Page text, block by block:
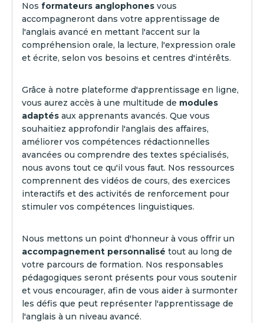
Nos formateurs anglophones vous
accompagneront dans votre apprentissage de
l'anglais avancé en mettant l'accent sur la
compréhension orale, la lecture, l'expression orale
et écrite, selon vos besoins et centres d'intérêts.
Grâce à notre plateforme d'apprentissage en ligne,
vous aurez accès à une multitude de modules
adaptés aux apprenants avancés. Que vous
souhaitiez approfondir l'anglais des affaires,
améliorer vos compétences rédactionnelles
avancées ou comprendre des textes spécialisés,
nous avons tout ce qu'il vous faut. Nos ressources
comprennent des vidéos de cours, des exercices
interactifs et des activités de renforcement pour
stimuler vos compétences linguistiques.
Nous mettons un point d'honneur à vous offrir un
accompagnement personnalisé tout au long de
votre parcours de formation. Nos responsables
pédagogiques seront présents pour vous soutenir
et vous encourager, afin de vous aider à surmonter
les défis que peut représenter l'apprentissage de
l'anglais à un niveau avancé.